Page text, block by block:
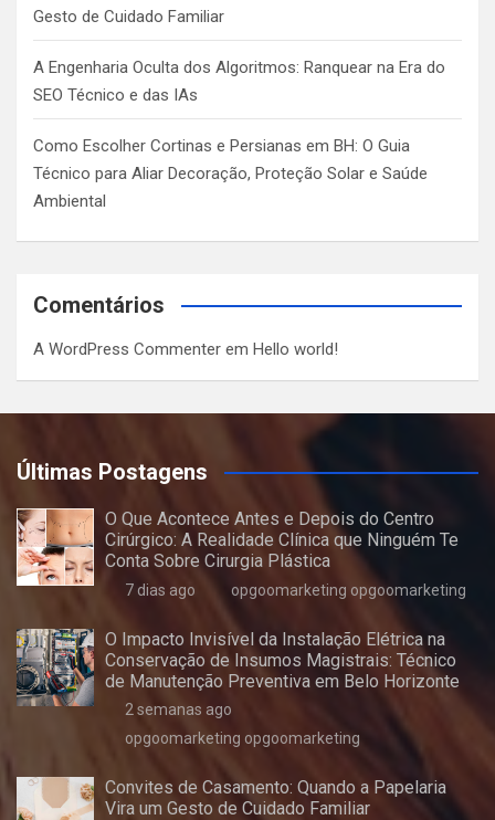
Gesto de Cuidado Familiar
A Engenharia Oculta dos Algoritmos: Ranquear na Era do
SEO Técnico e das IAs
Como Escolher Cortinas e Persianas em BH: O Guia
Técnico para Aliar Decoração, Proteção Solar e Saúde
Ambiental
Comentários
A WordPress Commenter em Hello world!
Últimas Postagens
O Que Acontece Antes e Depois do Centro
Cirúrgico: A Realidade Clínica que Ninguém Te
Conta Sobre Cirurgia Plástica
7 dias ago opgoomarketing opgoomarketing
O Impacto Invisível da Instalação Elétrica na
Conservação de Insumos Magistrais: Técnico
de Manutenção Preventiva em Belo Horizonte
2 semanas ago
opgoomarketing opgoomarketing
Convites de Casamento: Quando a Papelaria
Vira um Gesto de Cuidado Familiar